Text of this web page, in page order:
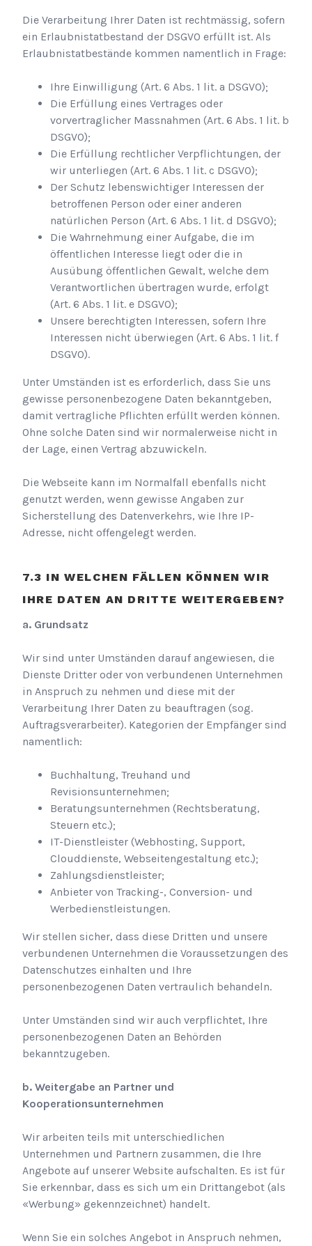
Die Verarbeitung Ihrer Daten ist rechtmässig, sofern
ein Erlaubnistatbestand der DSGVO erfüllt ist. Als
Erlaubnistatbestände kommen namentlich in Frage:
Ihre Einwilligung (Art. 6 Abs. 1 lit. a DSGVO);
Die Erfüllung eines Vertrages oder
vorvertraglicher Massnahmen (Art. 6 Abs. 1 lit. b
DSGVO);
Die Erfüllung rechtlicher Verpflichtungen, der
wir unterliegen (Art. 6 Abs. 1 lit. c DSGVO);
Der Schutz lebenswichtiger Interessen der
betroffenen Person oder einer anderen
natürlichen Person (Art. 6 Abs. 1 lit. d DSGVO);
Die Wahrnehmung einer Aufgabe, die im
öffentlichen Interesse liegt oder die in
Ausübung öffentlichen Gewalt, welche dem
Verantwortlichen übertragen wurde, erfolgt
(Art. 6 Abs. 1 lit. e DSGVO);
Unsere berechtigten Interessen, sofern Ihre
Interessen nicht überwiegen (Art. 6 Abs. 1 lit. f
DSGVO).
Unter Umständen ist es erforderlich, dass Sie uns
gewisse personenbezogene Daten bekanntgeben,
damit vertragliche Pflichten erfüllt werden können.
Ohne solche Daten sind wir normalerweise nicht in
der Lage, einen Vertrag abzuwickeln.
Die Webseite kann im Normalfall ebenfalls nicht
genutzt werden, wenn gewisse Angaben zur
Sicherstellung des Datenverkehrs, wie Ihre IP-
Adresse, nicht offengelegt werden.
IN WELCHEN FÄLLEN KÖNNEN WIR
IHRE DATEN AN DRITTE WEITERGEBEN?
a. Grundsatz
Wir sind unter Umständen darauf angewiesen, die
Dienste Dritter oder von verbundenen Unternehmen
in Anspruch zu nehmen und diese mit der
Verarbeitung Ihrer Daten zu beauftragen (sog.
Auftragsverarbeiter). Kategorien der Empfänger sind
namentlich:
Buchhaltung, Treuhand und
Revisionsunternehmen;
Beratungsunternehmen (Rechtsberatung,
Steuern etc.);
IT-Dienstleister (Webhosting, Support,
Clouddienste, Webseitengestaltung etc.);
Zahlungsdienstleister;
Anbieter von Tracking-, Conversion- und
Werbedienstleistungen.
Wir stellen sicher, dass diese Dritten und unsere
verbundenen Unternehmen die Voraussetzungen des
Datenschutzes einhalten und Ihre
personenbezogenen Daten vertraulich behandeln.
Unter Umständen sind wir auch verpflichtet, Ihre
personenbezogenen Daten an Behörden
bekanntzugeben.
b. Weitergabe an Partner und
Kooperationsunternehmen
Wir arbeiten teils mit unterschiedlichen
Unternehmen und Partnern zusammen, die Ihre
Angebote auf unserer Website aufschalten. Es ist für
Sie erkennbar, dass es sich um ein Drittangebot (als
«Werbung» gekennzeichnet) handelt.
Wenn Sie ein solches Angebot in Anspruch nehmen,